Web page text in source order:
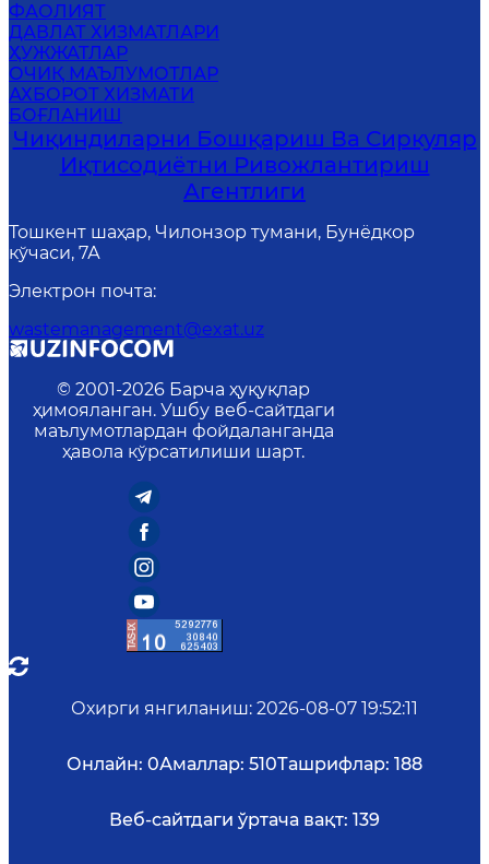
ФАОЛИЯТ
ДАВЛАТ ХИЗМАТЛАРИ
ҲУЖЖАТЛАР
ОЧИҚ МАЪЛУМОТЛАР
АХБОРОТ ХИЗМАТИ
БОҒЛАНИШ
Чиқиндиларни Бошқариш Ва Сиркуляр
Иқтисодиётни Ривожлантириш
Агентлиги
Тошкент шаҳар, Чилонзор тумани, Бунёдкор
кўчаси, 7А
Электрон почта:
wastemanagement@exat.uz
© 2001-2026 Барча ҳуқуқлар
ҳимояланган. Ушбу веб-сайтдаги
маълумотлардан фойдаланганда
ҳавола кўрсатилиши шарт.
Охирги янгиланиш: 2026-08-07 19:52:11
Онлайн: 0Амаллар: 510Ташрифлар: 188
Веб-сайтдаги ўртача вақт: 139